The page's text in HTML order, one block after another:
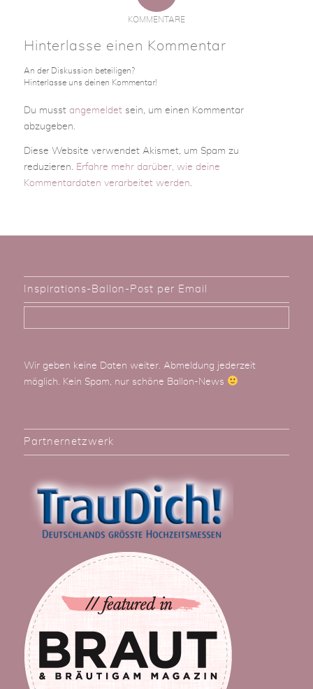
KOMMENTARE
Hinterlasse einen Kommentar
An der Diskussion beteiligen?
Hinterlasse uns deinen Kommentar!
Du musst angemeldetsein, um einen Kommentar
abzugeben.
Diese Website verwendet Akismet, um Spam zu
reduzieren.
Erfahre mehr darüber, wie deine
Kommentardaten verarbeitet werden
Inspirations-Ballon-Post per Email
Wir geben keine Daten weiter. Abmeldung jederzeit
möglich. Kein Spam, nur schöne Ballon-News
Partnernetzwerk